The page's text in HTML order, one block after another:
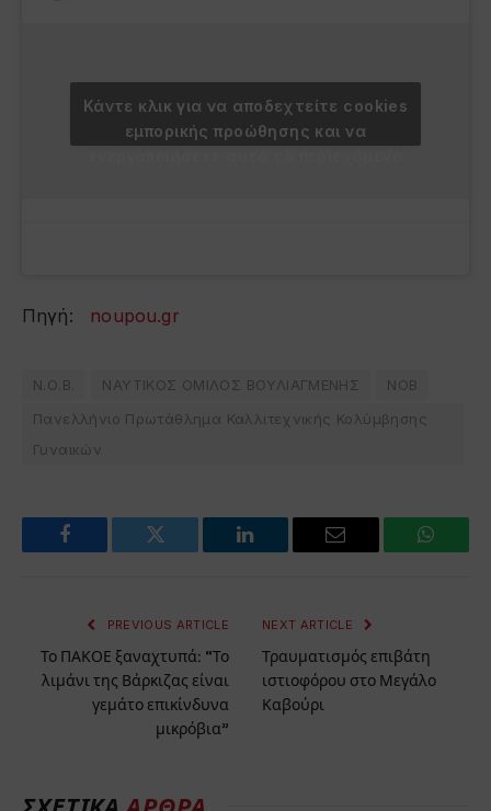
Κάντε κλικ για να αποδεχτείτε cookies
εμπορικής προώθησης και να
Πηγή: noupou.gr
Ν.Ο.Β. ΝΑΥΤΙΚΟΣ ΟΜΙΛΟΣ ΒΟΥΛΙΑΓΜΕΝΗΣ
ΝΟΒ
Πανελλήνιο Πρωτάθλημα Καλλιτεχνικής Κολύμβησης
Γυναικών
Facebook Twitter LinkedIn Email
PREVIOUS ARTICLE
Το ΠΑΚΟΕ ξαναχτυπά: “Το
λιμάνι της Βάρκιζας είναι
γεμάτο επικίνδυνα
μικρόβια”
NEXT ARTICLE
Τραυματισμός επιβάτη
ιστιοφόρου στο Μεγάλο
Καβούρι